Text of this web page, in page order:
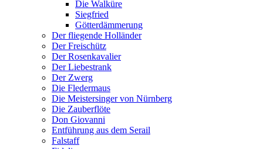
Die Walküre
Siegfried
Götterdämmerung
Der fliegende Holländer
Der Freischütz
Der Rosenkavalier
Der Liebestrank
Der Zwerg
Die Fledermaus
Die Meistersinger von Nürnberg
Die Zauberflöte
Don Giovanni
Entführung aus dem Serail
Falstaff